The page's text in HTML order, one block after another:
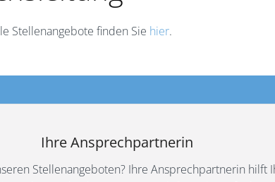
Stellenangebote finden Sie hier.
Ihre Ansprechpartnerin
Stellenangeboten? Ihre Ansprechpartnerin hilft